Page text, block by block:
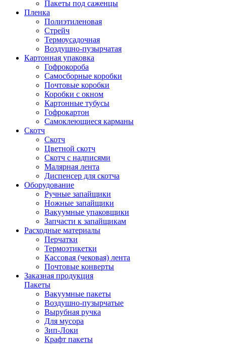
Пакеты под саженцы
Пленка
Полиэтиленовая
Стрейч
Термоусадочная
Воздушно-пузырчатая
Картонная упаковка
Гофрокороба
Самосборные коробки
Почтовые коробки
Коробки с окном
Картонные тубусы
Гофрокартон
Самоклеющиеся карманы
Скотч
Скотч
Цветной скотч
Скотч с надписями
Малярная лента
Диспенсер для скотча
Оборудование
Ручные запайщики
Ножные запайщики
Вакуумные упаковщики
Запчасти к запайщикам
Расходные материалы
Перчатки
Термоэтикетки
Кассовая (чековая) лента
Почтовые конверты
Заказная продукция
Пакеты
Вакуумные пакеты
Воздушно-пузырчатые
Вырубная ручка
Для мусора
Зип-Локи
Крафт пакеты